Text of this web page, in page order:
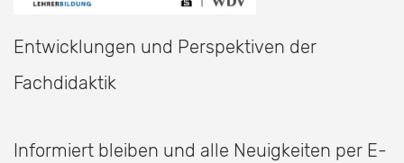
Entwicklungen und Perspektiven der
Fachdidaktik
Informiert bleiben und alle Neuigkeiten per E-